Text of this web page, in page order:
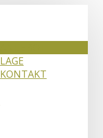
LAGE
KONTAKT